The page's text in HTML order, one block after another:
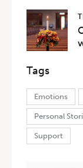
Tags
Emotions
Personal
Support